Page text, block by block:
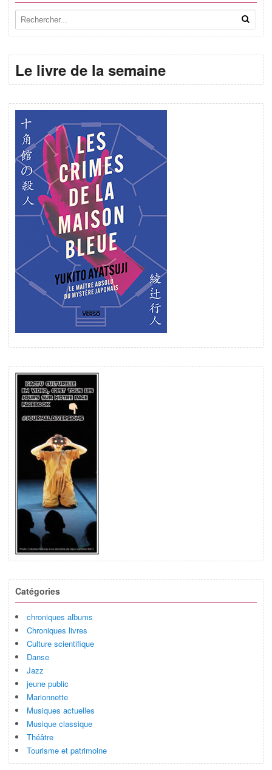
Le livre de la semaine
Catégories
chroniques albums
Chroniques livres
Culture scientifique
Danse
Jazz
jeune public
Marionnette
Musiques actuelles
Musique classique
Théâtre
Tourisme et patrimoine